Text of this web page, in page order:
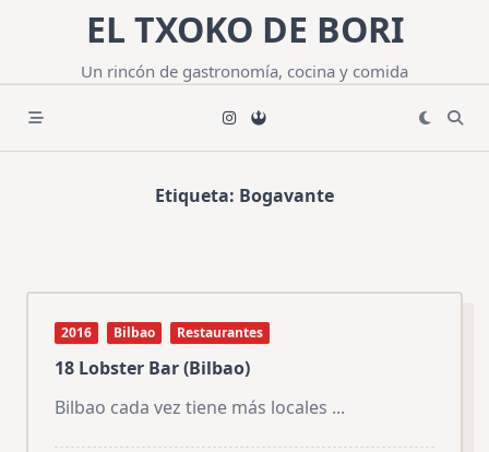
contenido
EL TXOKO DE BORI
Un rincón de gastronomía, cocina y comida
Etiqueta: Bogavante
2016 Bilbao Restaurantes
18 Lobster Bar (Bilbao)
Bilbao cada vez tiene más locales ...